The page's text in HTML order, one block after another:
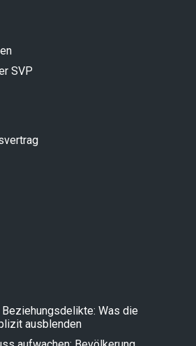
SVP
Beziehungsdelikte: Was die
ausblenden